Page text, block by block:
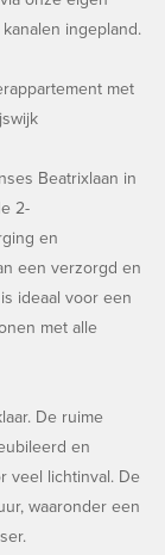
ingepland.
met
Beatrixlaan in
2-
en
een verzorgd en
ideaal voor een
met alle
De ruime
en
veel lichtinval. De
waaronder een